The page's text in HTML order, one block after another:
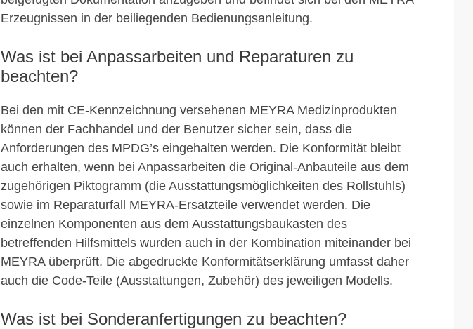
Erzeugnissen in der beiliegenden Bedienungsanleitung.
Was ist bei Anpassarbeiten und Reparaturen zu
beachten?
Bei den mit CE-Kennzeichnung versehenen MEYRA Medizinprodukten
können der Fachhandel und der Benutzer sicher sein, dass die
Anforderungen des MPDG’s eingehalten werden. Die Konformität bleibt
auch erhalten, wenn bei Anpassarbeiten die Original-Anbauteile aus dem
zugehörigen Piktogramm (die Ausstattungsmöglichkeiten des Rollstuhls)
sowie im Reparaturfall MEYRA-Ersatzteile verwendet werden. Die
einzelnen Komponenten aus dem Ausstattungsbaukasten des
betreffenden Hilfsmittels wurden auch in der Kombination miteinander bei
MEYRA überprüft. Die abgedruckte Konformitätserklärung umfasst daher
auch die Code-Teile (Ausstattungen, Zubehör) des jeweiligen Modells.
Was ist bei Sonderanfertigungen zu beachten?